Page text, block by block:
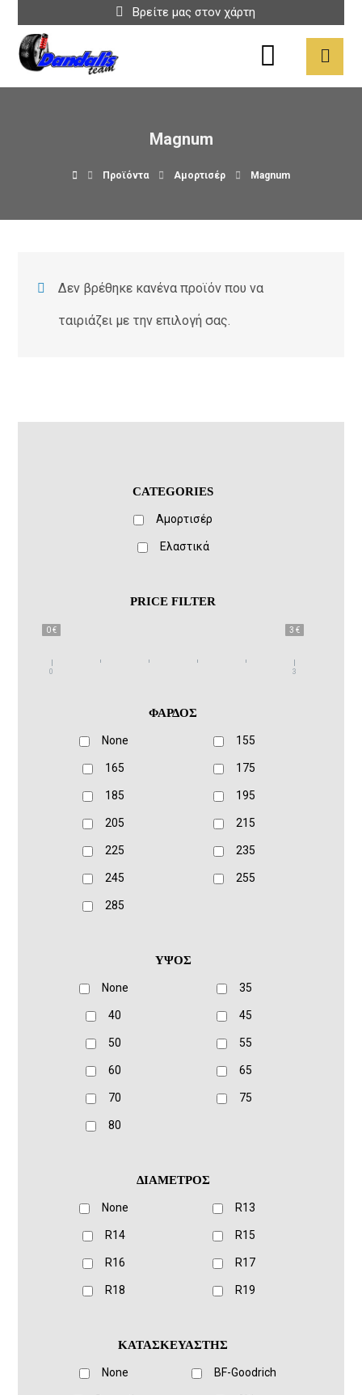
Βρείτε μας στον χάρτη
Magnum
Προϊόντα Αμορτισέρ Magnum
Δεν βρέθηκε κανένα προϊόν που να
ταιριάζει με την επιλογή σας.
CATEGORIES
Αμορτισέρ
Ελαστικά
PRICE FILTER
0 € 3 €
0 3
ΦΑΡΔΟΣ
None 155
165 175
185 195
205 215
225 235
245 255
285
ΥΨΟΣ
None 35
40 45
50 55
60 65
70 75
80
ΔΙΑΜΕΤΡΟΣ
None R13
R14 R15
R16 R17
R18 R19
ΚΑΤΑΣΚΕΥΑΣΤΗΣ
None BF-Goodrich